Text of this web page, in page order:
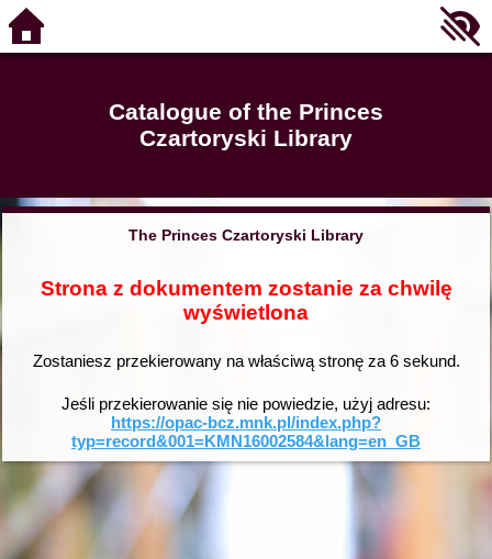
Catalogue of the Princes
Czartoryski Library
The Princes Czartoryski Library
Strona z dokumentem zostanie za chwilę
wyświetlona
Zostaniesz przekierowany na właściwą stronę za 6sekund.
Jeśli przekierowanie się nie powiedzie, użyj adresu:
https://opac-bcz.mnk.pl/index.php?
typ=record&001=KMN16002584&lang=en_GB